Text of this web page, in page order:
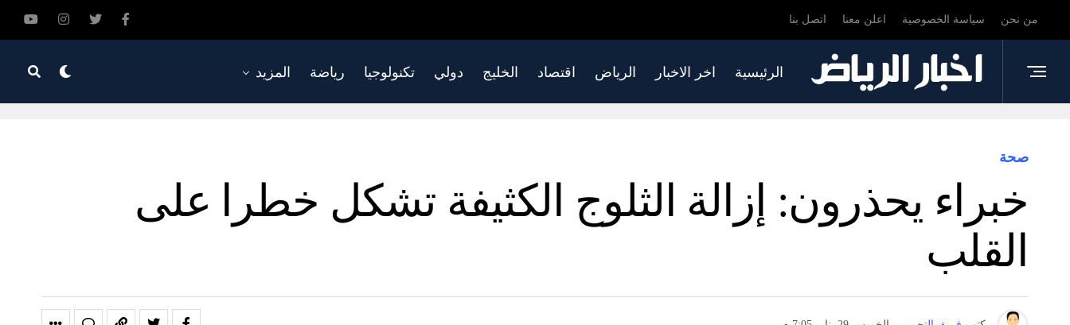
من نحن سياسة الخصوصية اعلن معنا اتصل بنا
الرئيسية اخر الاخبار الرياض اقتصاد الخليج دولي تكنولوجيا رياضة المزيد
صحة
خبراء يحذرون: إزالة الثلوج الكثيفة تشكل خطرا على
القلب